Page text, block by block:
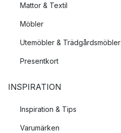
Mattor & Textil
Möbler
Utemöbler & Trädgårdsmöbler
Presentkort
INSPIRATION
Inspiration & Tips
Varumärken